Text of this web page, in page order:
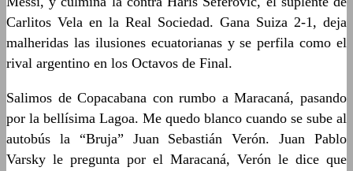
Carlitos Vela en la Real Sociedad. Gana Suiza 2-1, deja
malheridas las ilusiones ecuatorianas y se perfila como el
rival argentino en los Octavos de Final.
Salimos de Copacabana con rumbo a Maracaná, pasando
por la bellísima Lagoa. Me quedo blanco cuando se sube al
autobús la “Bruja” Juan Sebastián Verón. Juan Pablo
Varsky le pregunta por el Maracaná, Verón le dice que